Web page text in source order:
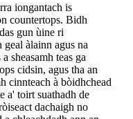
iongantach is
countertops. Bidh
gun ùine ri
geal àlainn agus na
sheasamh teas ga
cidsin, agus tha an
cinnteach à bòidhchead
a' toirt suathadh de
dachaigh no